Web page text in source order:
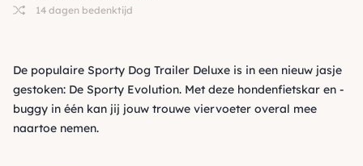
14 dagen bedenktijd
De populaire Sporty Dog Trailer Deluxe is in een nieuw jasje
gestoken: De Sporty Evolution. Met deze hondenfietskar en -
buggy in één kan jij jouw trouwe viervoeter overal mee
naartoe nemen.